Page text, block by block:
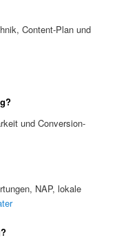
Content-Plan und
und Conversion-
NAP, lokale